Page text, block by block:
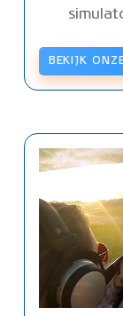
BEKIJK